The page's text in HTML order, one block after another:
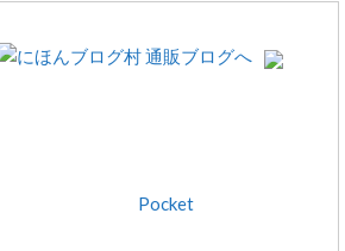
Pocket